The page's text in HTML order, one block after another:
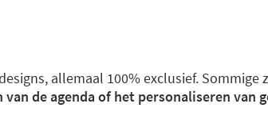
allemaal 100% exclusief.
de agenda of het personaliseren van